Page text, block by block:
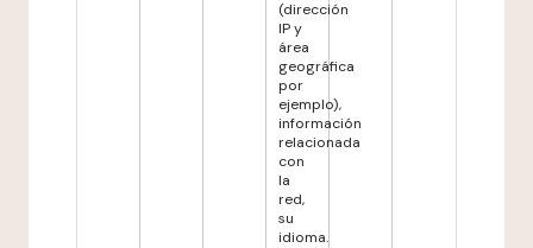
(dirección
IP y
área
geográfica
por
ejemplo),
información
relacionada
con
la
red,
su
idioma.